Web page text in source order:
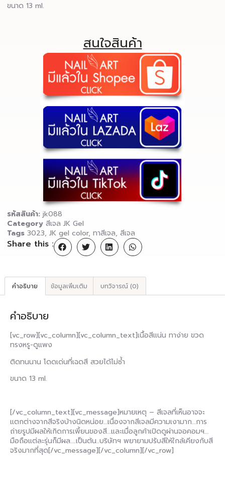
ขนาด 13 ml.
สนใจสินค้า
รหัสสินค้า: jk088
Category สีเจล JK Gel
Tags 3023, JK gel color, ทาสีเจล, สีเจล
Share this :
คำอธิบาย ข้อมูลเพิ่มเติม บทวิจารณ์ (0)
คำอธิบาย
[vc_row][vc_column][vc_column_text]เนื้อสีแน่น ทาง่าย ขวด
ทรงหรู-ดูแพง
ติดทนนาน โดดเด่นที่เฉดสี สวยได้ไม่ซ้ำ
ขนาด 13 ml.
[/vc_column_text][vc_message]หมายเหตุ – สีเจลที่เห็นอาจจะ
แตกต่างจากสีจริงบ้างนิดหน่อย…เนื่องจากสีเจลมีความเงามาก…การ
ถ่ายรูปมีผลให้เกิดการเพี้ยนของสี…และเมื่อลูกค้าเปิดดูผ่านจอคอมฯ…
มือถือแต่ละรุ่นก็มีผล….เป็นต้น..บริษัทฯ พยายามปรับสีให้ใกล้เคียงกับสี
จริงมากที่สุด[/vc_message][/vc_column][/vc_row]